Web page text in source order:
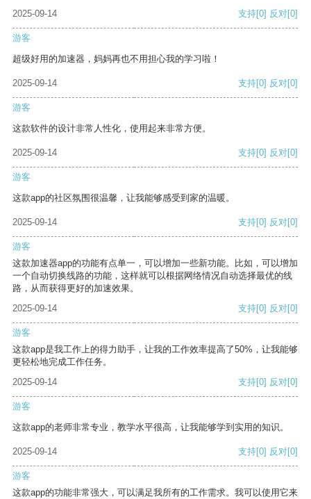
2025-09-14 支持[0] 反对[0]
游客
超级好用的加速器，妈妈再也不用担心我的学习啦！
2025-09-14 支持[0] 反对[0]
游客
这款软件的设计非常人性化，使用起来非常方便。
2025-09-14 支持[0] 反对[0]
游客
这款app的社区氛围很温馨，让我能够感受到家的温暖。
2025-09-14 支持[0] 反对[0]
游客
这款加速器app的功能有点单一，可以增加一些新功能。比如，可以增加
一个自动切换线路的功能，这样就可以根据网络情况自动选择最优的线
路，从而获得更好的加速效果。
2025-09-14
支持[0] 反对[0]
游客
这款app是我工作上的得力助手，让我的工作效率提高了50%，让我能够
更轻松地完成工作任务。
2025-09-14
支持[0] 反对[0]
游客
这款app的老师非常专业，教学水平很高，让我能够学到实用的知识。
2025-09-14 支持[0] 反对[0]
游客
这款app的功能非常强大，可以满足我所有的工作需求。我可以使用它来